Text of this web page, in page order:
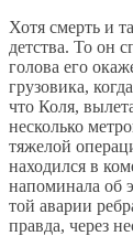
Хотя смерть и
детства. То он
голова его
грузовика,
что Коля,
несколько
тяжелой
находился в
напоминала об
той аварии
правда, через